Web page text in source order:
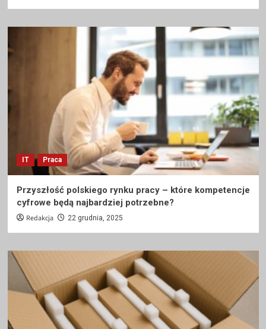
IT Praca
Przyszłość polskiego rynku pracy – które kompetencje
cyfrowe będą najbardziej potrzebne?
Redakcja 22 grudnia, 2025